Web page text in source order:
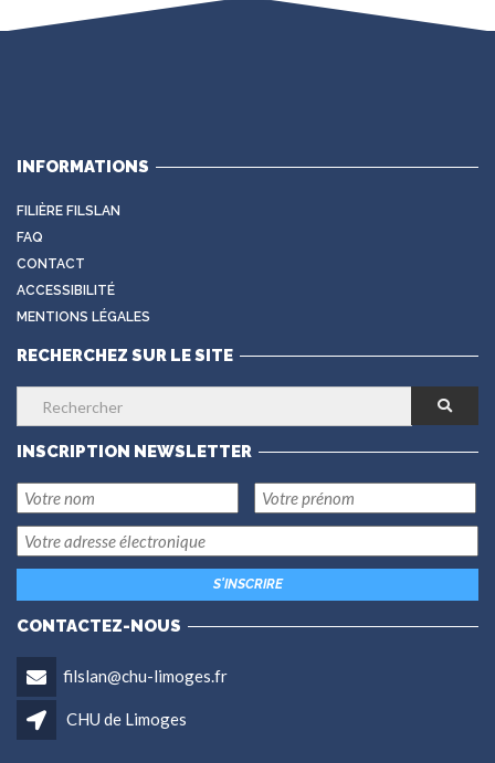
INFORMATIONS
FILIÈRE FILSLAN
FAQ
CONTACT
ACCESSIBILITÉ
MENTIONS LÉGALES
RECHERCHEZ SUR LE SITE
INSCRIPTION NEWSLETTER
CONTACTEZ-NOUS
filslan@chu-limoges.fr
CHU de Limoges